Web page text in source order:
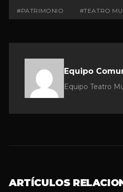
#PATRIMONIO #TEATRO
Equipo
Equipo Teatro
ARTÍCULOS